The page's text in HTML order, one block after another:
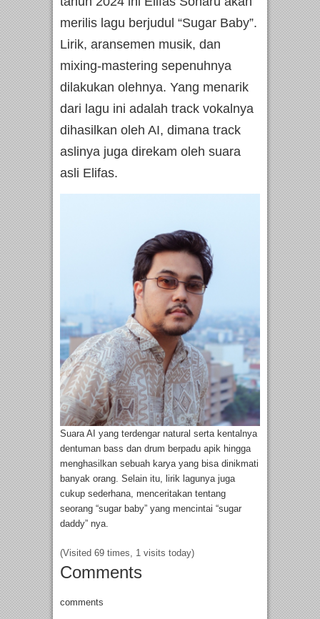
merilis lagu berjudul “Sugar Baby”.
Lirik, aransemen musik, dan
mixing-mastering sepenuhnya
dilakukan olehnya. Yang menarik
dari lagu ini adalah track vokalnya
dihasilkan oleh AI, dimana track
aslinya juga direkam oleh suara
asli Elifas.
Suara AI yang terdengar natural serta kentalnya
dentuman bass dan drum berpadu apik hingga
menghasilkan sebuah karya yang bisa dinikmati
banyak orang. Selain itu, lirik lagunya juga
cukup sederhana, menceritakan tentang
seorang “sugar baby” yang mencintai “sugar
daddy” nya.
(Visited 69 times, 1 visits today)
Comments
comments